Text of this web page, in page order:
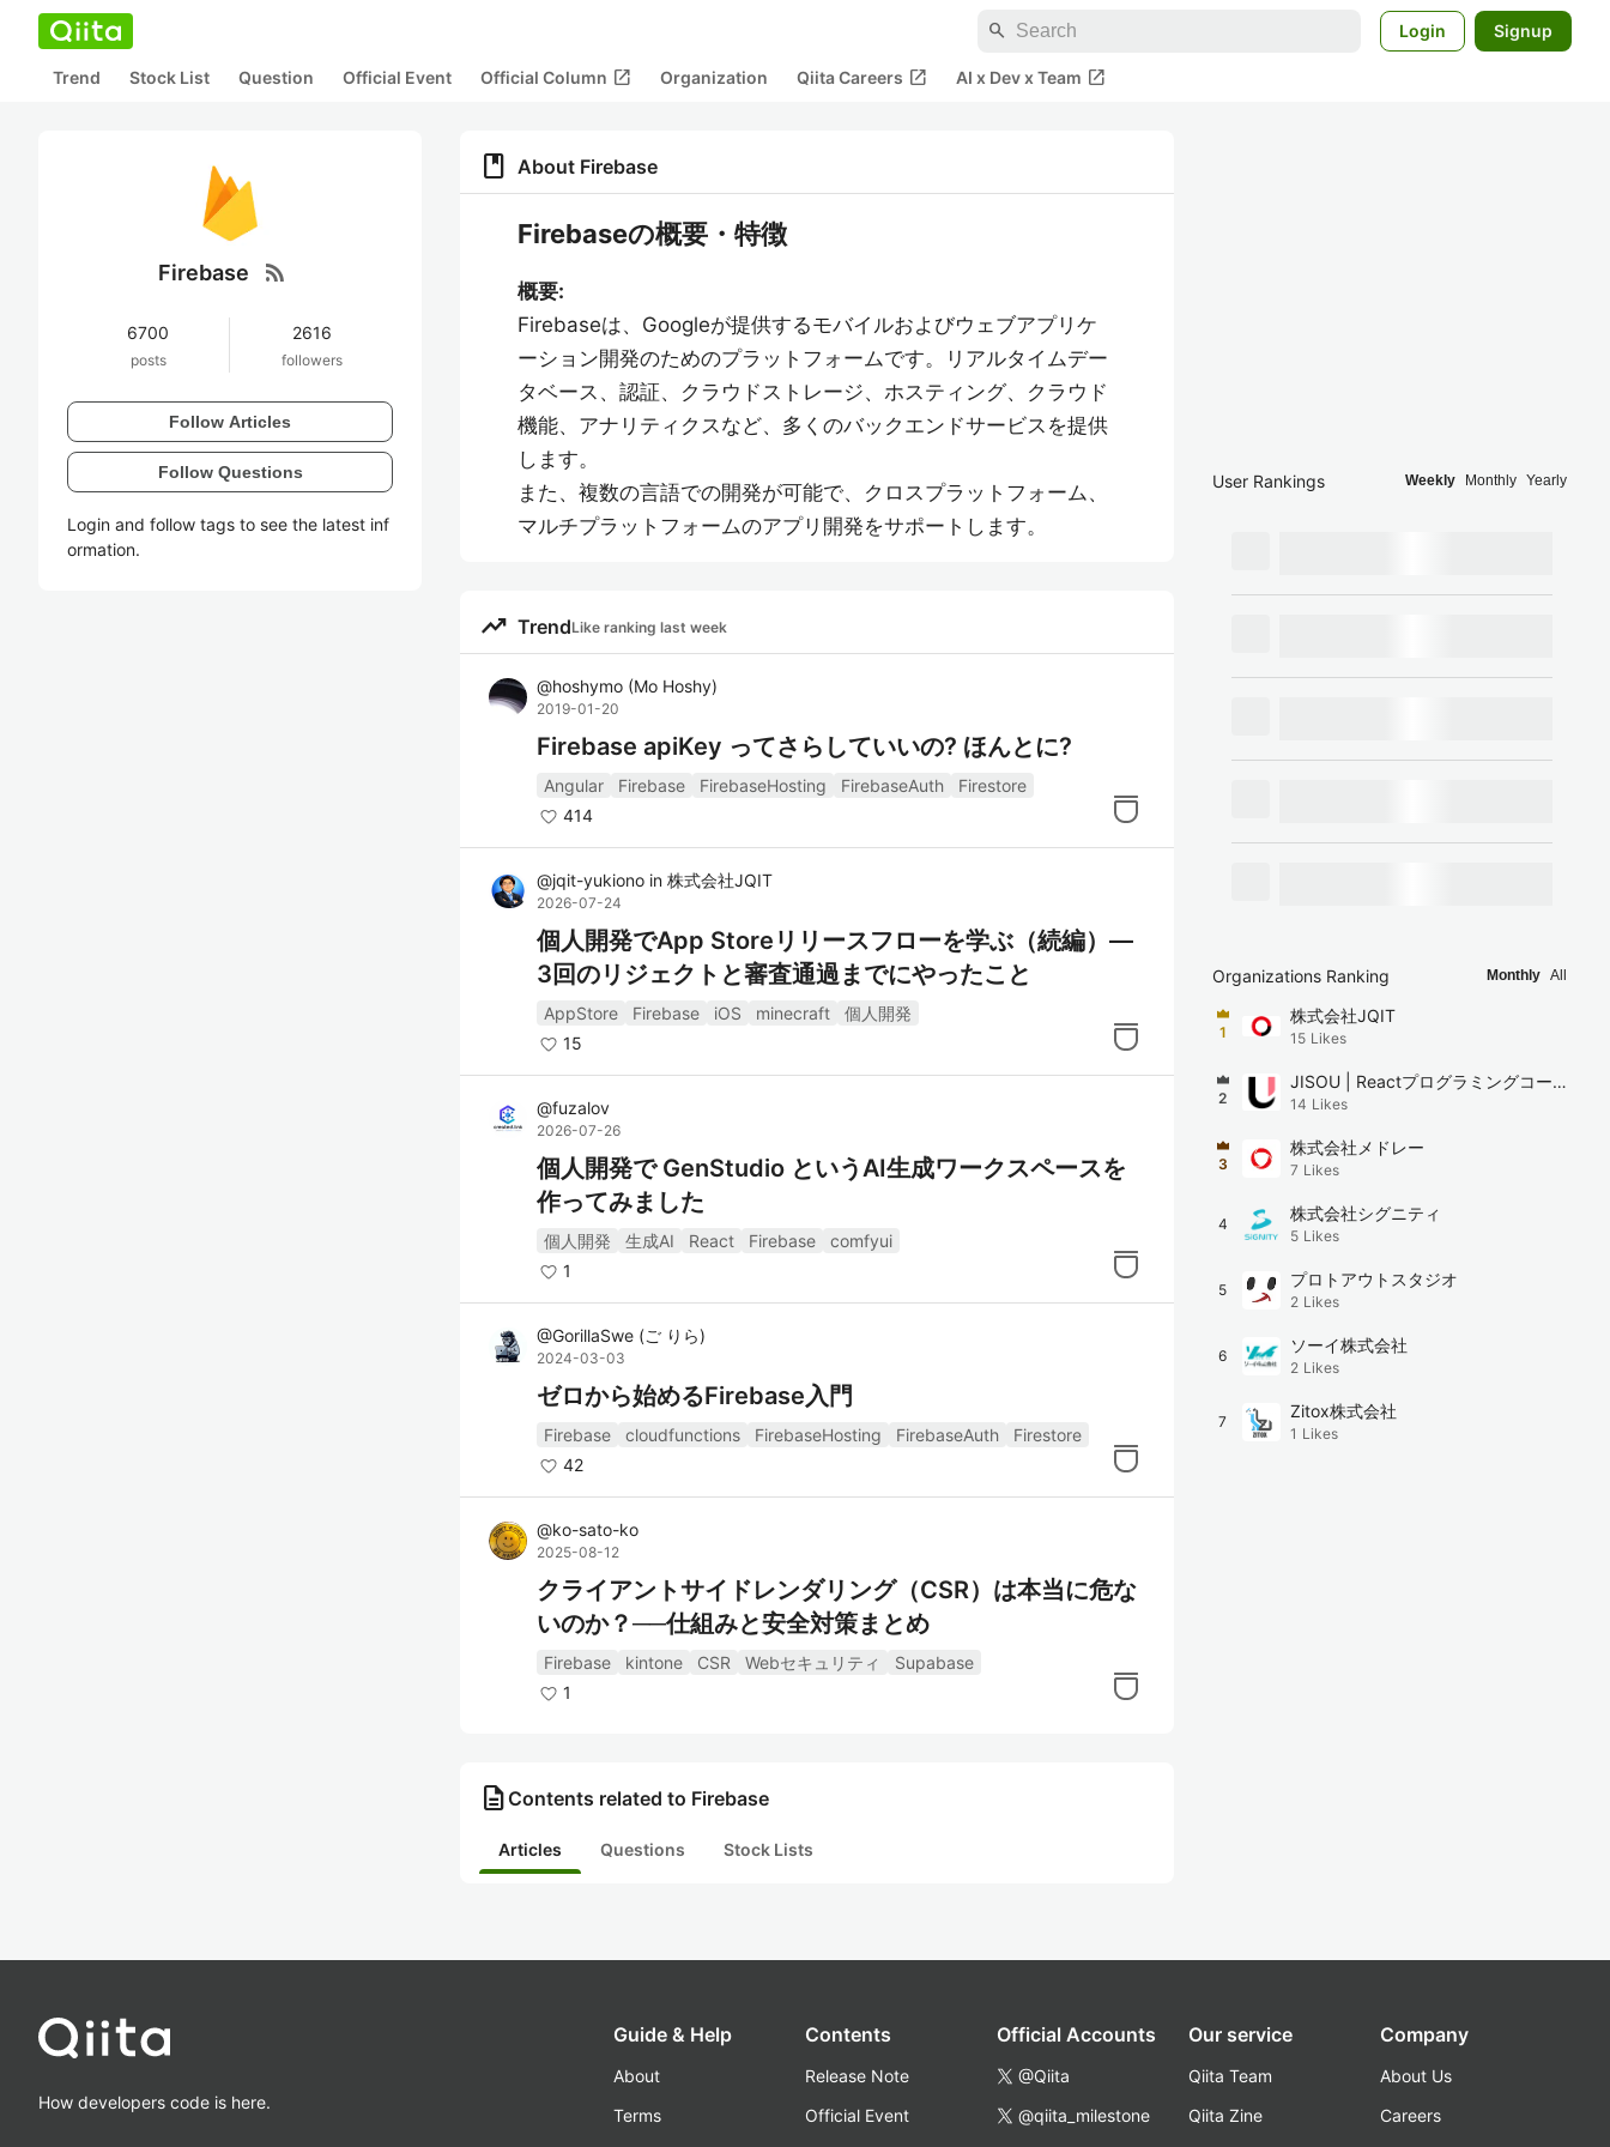
search Login Signup
Trend Stock List Question Official Event Official Column open_in_new Organization Qiita Careers open_in_new AI x Dev x Team open_in_new
Firebase rss_feed
6700
posts
2616
followers
Follow Articles
Follow Questions
Login and follow tags to see the latest inf
ormation.
book About Firebase
Firebaseの概要・特徴
概要:
Firebaseは、Googleが提供するモバイルおよびウェブアプリケ
ーション開発のためのプラットフォームです。リアルタイムデー
タベース、認証、クラウドストレージ、ホスティング、クラウド
機能、アナリティクスなど、多くのバックエンドサービスを提供
します。
また、複数の言語での開発が可能で、クロスプラットフォーム、
マルチプラットフォームのアプリ開発をサポートします。
リアルタイムデータベース:
同期し、クライアント間で即座に反映させることができま
す。オフラインサポートもあり、ネットワーク接続がなく
てもデータを利用できます。
Firebase Authentication:
含む、簡単に統合できる認証システムを提供します。メー
ル/パスワード、電話番号認証もサポートしています。
クラウドストレージ:
Firebase Storageは、ユーザーがアップロードした画像や
動画などの大容量ファイルを安全に保存・配信するための
ソリューションを提供します。
Firebase Hostingは、静的ファイルや動的コンテンツを高
速かつ安全にホスティングするためのサービスを提供しま
す。SSL証明書も自動的に管理されます。
クラウド機能:
Firebase Functionsは、サーバーレスでバックエンドロジ
ト駆動型で、他のFirebaseサービスと統合して動作しま
す。
Firebase Analytics:
アプリの使用状況やユーザー行動を詳細に分析できる無料
のアナリティクスツールを提供します。イベントトラッキ
ングやカスタムレポートの作成が可能です。
リモートコンフィギュレーション:
Firebase Remote Configを使用すると、アプリケーション
の動作をリアルタイムで変更することができます。A/Bテ
ストやフィーチャートグルなどに利用できます。
クラッシュレポート:
Firebase Crashlyticsは、リアルタイムでクラッシュレポ
公式サイト:
Firebase Codelabs
Firebase Tutorials on YouTube
コミュニティとサポート:
trending_up TrendLike ranking last week
@hoshymo (Mo Hoshy)
2019-01-20
Firebase apiKey ってさらしていいの? ほんとに?
Angular Firebase FirebaseHosting FirebaseAuth
Firestore
414
@jqit-yukiono in 株式会社JQIT
2026-07-24
個人開発でApp Storeリリースフローを学ぶ（続編）―
3回のリジェクトと審査通過までにやったこと
AppStore Firebase iOS minecraft
個人開発
15
@fuzalov
2026-07-26
個人開発で GenStudio というAI生成ワークスペースを
作ってみました
個人開発 生成AI React Firebase
comfyui
1
@GorillaSwe (ご りら)
2024-03-03
ゼロから始めるFirebase入門
Firebase cloudfunctions FirebaseHosting FirebaseAuth
Firestore
42
@ko-sato-ko
2025-08-12
クライアントサイドレンダリング（CSR）は本当に危な
いのか？──仕組みと安全対策まとめ
Firebase kintone CSR Webセキュリティ
Supabase
1
description Contents related to Firebase
Articles Questions Stock Lists
User Rankings Weekly Monthly Yearly
Organizations Ranking Monthly All
1
株式会社JQIT
15 Likes
2
JISOU | Reactプログラミングコーチ
ング
14 Likes
3
株式会社メドレー
7 Likes
4
株式会社シグニティ
5 Likes
5
プロトアウトスタジオ
2 Likes
6
ソーイ株式会社
2 Likes
7
Zitox株式会社
1 Likes
How developers code is here.
Guide & Help
About
Terms
Contents
Release Note
Official Event
Official Accounts
@Qiita
@qiita_milestone
Our service
Qiita Team
Qiita Zine
Company
About Us
Careers